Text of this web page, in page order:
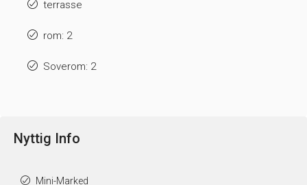
terrasse
rom: 2
Soverom: 2
Nyttig Info
Mini-Marked